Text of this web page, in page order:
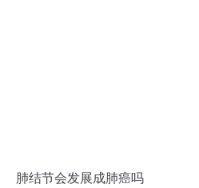
肺结节会发展成肺癌吗